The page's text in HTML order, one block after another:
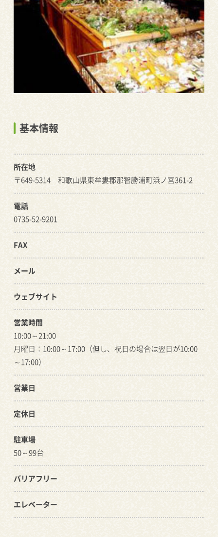
基本情報
所在地
〒649-5314 和歌山県東牟婁郡那智勝浦町浜ノ宮361-2
電話
0735-52-9201
FAX
メール
ウェブサイト
営業時間
10:00～21:00
月曜日：10:00～17:00（但し、祝日の場合は翌日が10:00
～17:00）
営業日
定休日
駐車場
50～99台
バリアフリー
エレベーター